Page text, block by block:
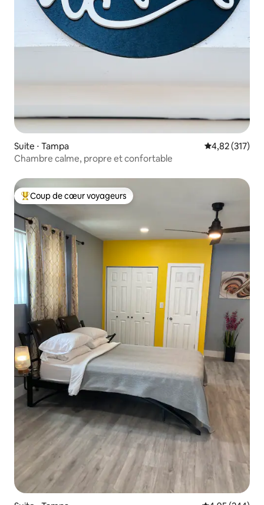
Suite ⋅ Tampa Évaluation
4,82 (317)
Chambre calme, propre et confortable
Coups de cœur voyageurs les plus appréciés
Coup de cœur voyageurs